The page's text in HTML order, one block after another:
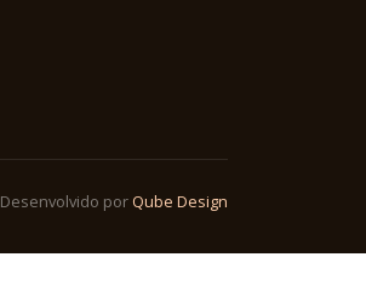
Desenvolvido por Qube Design